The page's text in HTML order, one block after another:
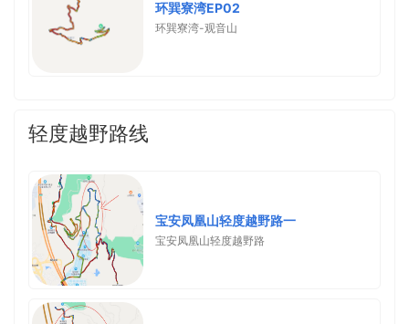
环巽寮湾EP02
环巽寮湾-观音山
轻度越野路线
宝安凤凰山轻度越野路一
宝安凤凰山轻度越野路